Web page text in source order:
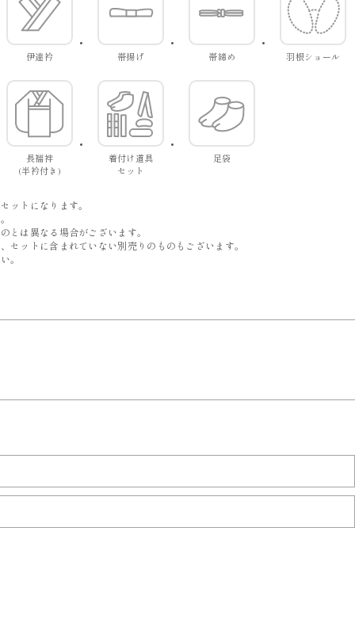
伊達衿 帯揚げ 帯締め 羽根ショール
長襦袢
(半衿付き)
着付け道具
セット
足袋
ットになります。
とは異なる場合がございます。
セットに含まれていない別売りのものもございます。
。